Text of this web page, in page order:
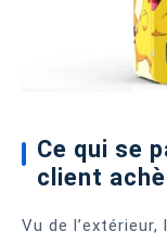
Ce qui se
client
Vu de